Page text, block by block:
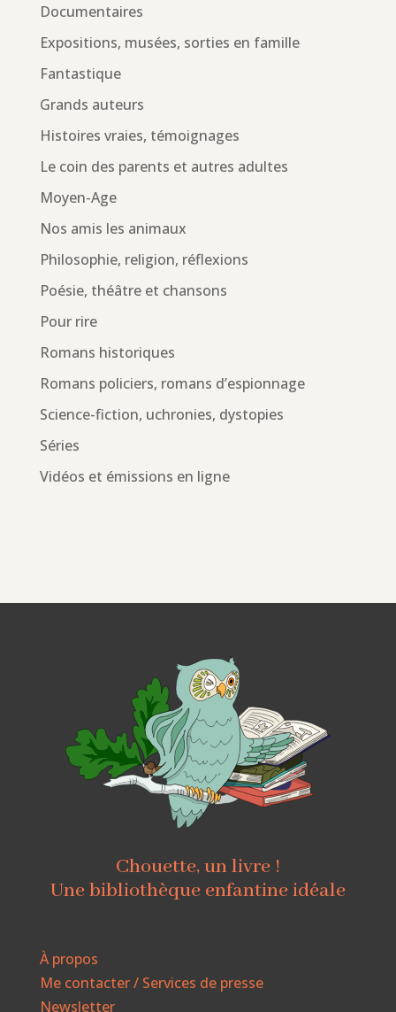
Documentaires
Expositions, musées, sorties en famille
Fantastique
Grands auteurs
Histoires vraies, témoignages
Le coin des parents et autres adultes
Moyen-Age
Nos amis les animaux
Philosophie, religion, réflexions
Poésie, théâtre et chansons
Pour rire
Romans historiques
Romans policiers, romans d’espionnage
Science-fiction, uchronies, dystopies
Séries
Vidéos et émissions en ligne
Chouette, un livre !
Une bibliothèque enfantine idéale
À propos
Me contacter / Services de presse
Newsletter